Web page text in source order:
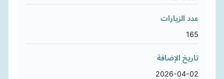
عدد الزيارات
165
تاريخ الإضافة
2026-04-02